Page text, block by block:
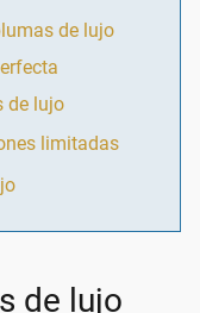
de lujo
de lujo
limitadas
de lujo